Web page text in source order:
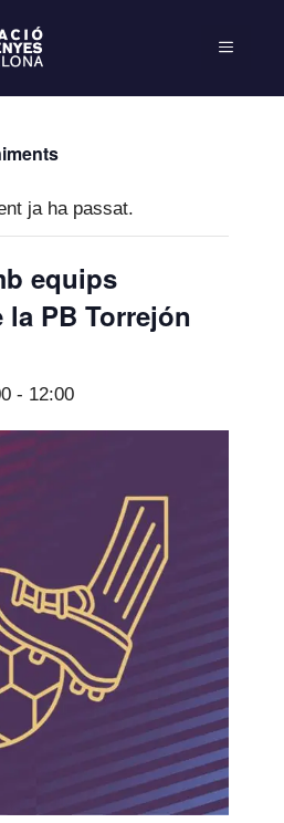
ja ha passat.
equips
PB Torrejón
- 12:00